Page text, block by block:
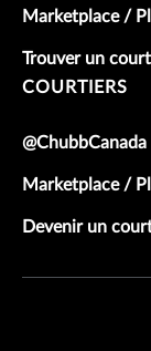
Marketplace /
Trouver un
COURTIERS
Marketplace /
Devenir un